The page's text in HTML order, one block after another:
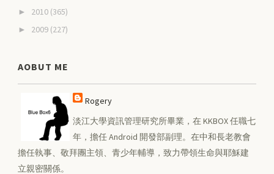
► 2010 (365)
► 2009 (227)
AOBUT ME
Rogery
淡江大學資訊管理研究所畢業，在 KKBOX 任職七
年，擔任 Android 開發部副理。在中和長老教會
擔任執事、敬拜團主領、青少年輔導，致力帶領生命與耶穌建
立親密關係。